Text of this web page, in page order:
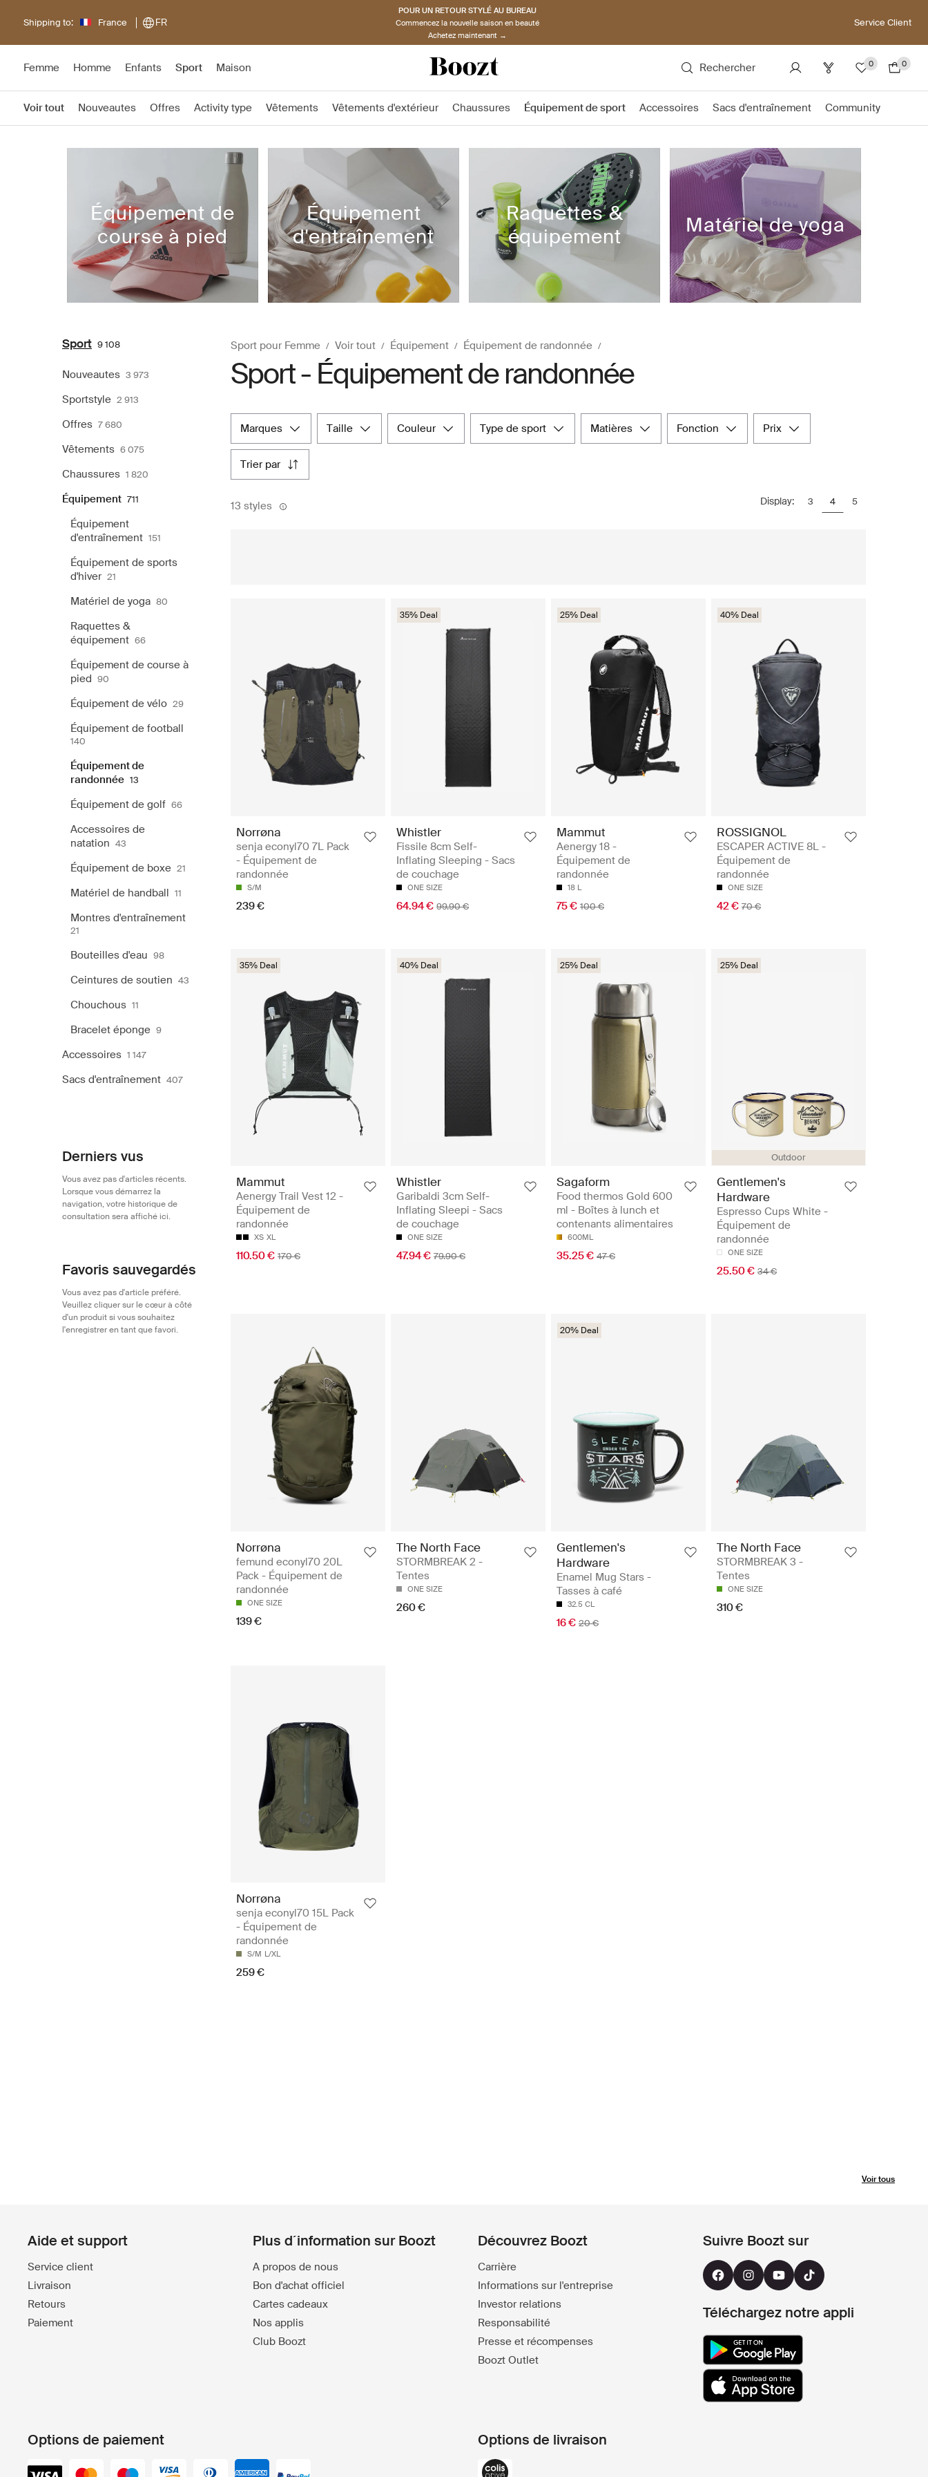
Shipping to: France FR
POUR UN RETOUR STYLÉ AU BUREAU
Commencez la nouvelle saison en beauté
Achetez maintenant →
Service Client
Femme Homme Enfants Sport Maison Rechercher 0 0
Voir tout Nouveautes Offres Activity type Vêtements Vêtements d'extérieur Chaussures Équipement de sport Accessoires Sacs d'entraînement Community
Équipement de
course à pied
Équipement
d'entraînement
Raquettes &
équipement
Matériel de yoga
Sport 9 108
Nouveautes 3 973
Sportstyle 2 913
Offres 7 680
Vêtements 6 075
Chaussures 1 820
Équipement 711
Équipement
d'entraînement 151
Équipement de sports
d'hiver 21
Matériel de yoga 80
Raquettes &
équipement 66
Équipement de course à
pied 90
Équipement de vélo 29
Équipement de football
140
Équipement de
randonnée 13
Équipement de golf 66
Accessoires de
natation 43
Équipement de boxe 21
Matériel de handball 11
Montres d'entraînement
21
Bouteilles d'eau 98
Ceintures de soutien 43
Chouchous 11
Bracelet éponge 9
Accessoires 1 147
Sacs d'entraînement 407
Derniers vus
Vous avez pas d'articles récents.
Lorsque vous démarrez la
navigation, votre historique de
consultation sera affiché ici.
Favoris sauvegardés
Vous avez pas d'article préféré.
Veuillez cliquer sur le cœur à côté
d'un produit si vous souhaitez
l'enregistrer en tant que favori.
Sport pour Femme Voir tout Équipement Équipement de randonnée
Sport - Équipement de randonnée
marques taille couleur type de sport matières fonction prix
trier par
13 styles Display: 3 4 5
Norrøna
senja econyl70 7L Pack
- Équipement de
randonnée
S/M
239 €
35% Deal
Whistler
Fissile 8cm Self-
Inflating Sleeping - Sacs
de couchage
ONE SIZE
64.94 € 99.90 €
25% Deal
Mammut
Aenergy 18 -
Équipement de
randonnée
18 L
75 € 100 €
40% Deal
ROSSIGNOL
ESCAPER ACTIVE 8L -
Équipement de
randonnée
ONE SIZE
42 € 70 €
35% Deal
Mammut
Aenergy Trail Vest 12 -
Équipement de
randonnée
XS XL
110.50 € 170 €
40% Deal
Whistler
Garibaldi 3cm Self-
Inflating Sleepi - Sacs
de couchage
ONE SIZE
47.94 € 79.90 €
25% Deal
Sagaform
Food thermos Gold 600
ml - Boîtes à lunch et
contenants alimentaires
600ML
35.25 € 47 €
Outdoor
25% Deal
Gentlemen's
Hardware
Espresso Cups White -
Équipement de
randonnée
ONE SIZE
25.50 € 34 €
Norrøna
femund econyl70 20L
Pack - Équipement de
randonnée
ONE SIZE
139 €
The North Face
STORMBREAK 2 -
Tentes
ONE SIZE
260 €
20% Deal
Gentlemen's
Hardware
Enamel Mug Stars -
Tasses à café
32.5 CL
16 € 20 €
The North Face
STORMBREAK 3 -
Tentes
ONE SIZE
310 €
Norrøna
senja econyl70 15L Pack
- Équipement de
randonnée
S/M L/XL
259 €
Voir tous
Aide et support
Service client
Livraison
Retours
Paiement
Plus d´information sur Boozt
A propos de nous
Bon d'achat officiel
Cartes cadeaux
Nos applis
Club Boozt
Découvrez Boozt
Carrière
Informations sur l'entreprise
Investor relations
Responsabilité
Presse et récompenses
Boozt Outlet
Suivre Boozt sur
Téléchargez notre appli
Options de paiement Options de livraison